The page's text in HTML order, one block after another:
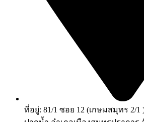
ที่อยู่: 81/1 ซอย 12 (เกษมสมุทร 2/